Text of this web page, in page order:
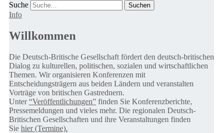
Suche
Info
Willkommen
Die Deutsch-Britische Gesellschaft fördert den deutsch-britischen
Dialog zu kulturellen, politischen, sozialen und wirtschaftlichen
Themen. Wir organisieren Konferenzen mit
Entscheidungsträgern aus beiden Ländern und veranstalten
Vorträge von britischen Gastrednern.
Unter“Veröffentlichungen” finden Sie Konferenzberichte,
Pressemeldungen und vieles mehr. Die regionalen Deutsch-
Britischen Gesellschaften und ihre Veranstaltungen finden
Sie hier (Termine).